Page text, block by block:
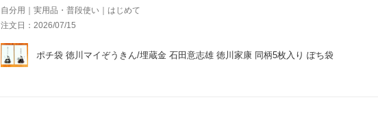
自分用｜実用品・普段使い｜はじめて
注文日：2026/07/15
ポチ袋 徳川マイぞうきん/埋蔵金 石田意志雄 徳川家康 同柄5枚入り ぽち袋